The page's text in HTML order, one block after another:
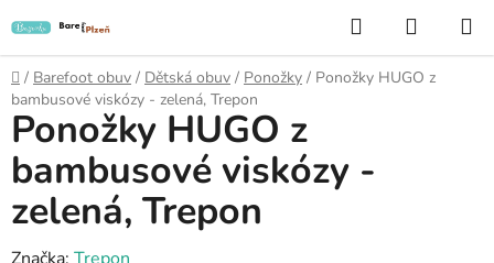
na
obsah
Hledat
KOŠÍK
Domů
/ Barefoot obuv / Dětská obuv / Ponožky / Ponožky HUGO z
bambusové viskózy - zelená, Trepon
Ponožky HUGO z
bambusové viskózy -
zelená, Trepon